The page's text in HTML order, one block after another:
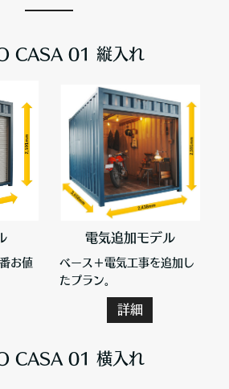
CASA 01 縦入れ
お値
電気追加モデル
ベース＋電気工事を追加し
たプラン。
詳細
CASA 01 横入れ